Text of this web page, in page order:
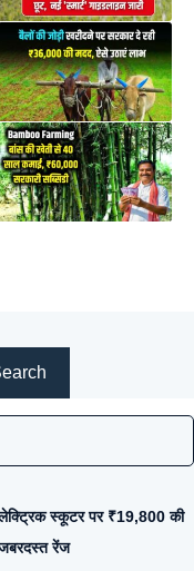
स्कूटर पर ₹19,800 की
जबरदस्त रेंज